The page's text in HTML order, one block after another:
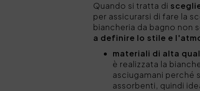
Quando si tratta di
per assicurarsi di fare la
biancheria da bagno non
a definire lo stile e
materiali di alta
è realizzata la
asciugamani perché
assorbenti, quindi